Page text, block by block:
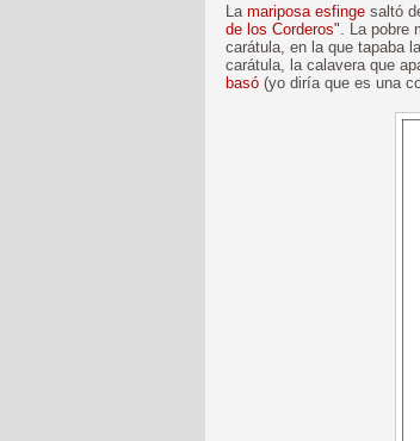
La mariposa esfinge saltó
de los Corderos" . La
carátula, en la que tapaba
carátula, la calavera que
basó (yo diría que es una